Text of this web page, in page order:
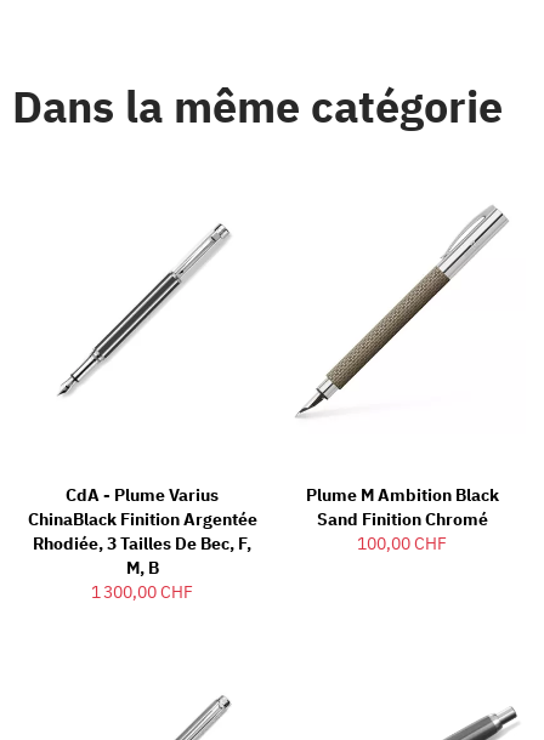
Dans la même catégorie
CdA - Plume Varius
ChinaBlack Finition Argentée
Rhodiée, 3 Tailles De Bec, F,
M, B
1 300,00 CHF
Plume M Ambition Black
Sand Finition Chromé
100,00 CHF